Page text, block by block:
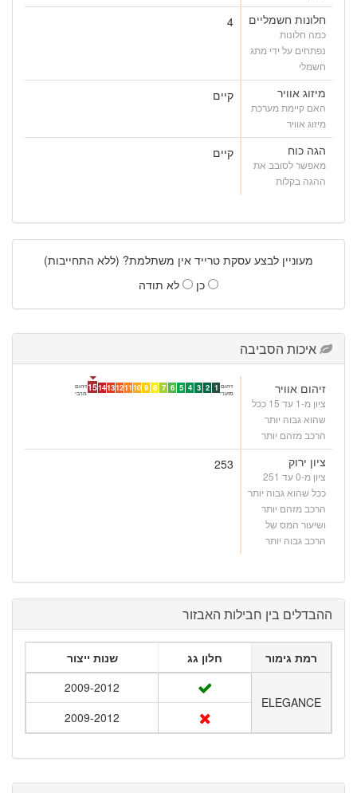
חלונות חשמליים
כמה חלונות
נפתחים על ידי מתג
חשמלי
4
מיזוג אוויר
האם קיימת מערכת
מיזוג אוויר
קיים
הגה כוח
מאפשר לסובב את
ההגה בקלות
קיים
מעוניין לבצע עסקת טרייד אין משתלמת? (ללא התחייבות)
כן
לא תודה
איכות הסביבה
זיהום אוויר
ציון מ-1 עד 15 ככל
שהוא גבוה יותר
הרכב מזהם יותר
זיהום
מזערי 1
2
3
4
5
6
7
8
9
10
11
12
13
14
15זיהום
מרבי
ציון ירוק
ציון מ-0 עד 251
ככל שהוא גבוה יותר
הרכב מזהם יותר
ושיעור המס של
הרכב גבוה יותר
253
ההבדלים בין חבילות האבזור
רמת גימור חלון גג שנות ייצור
ELEGANCE
2009-2012
2009-2012